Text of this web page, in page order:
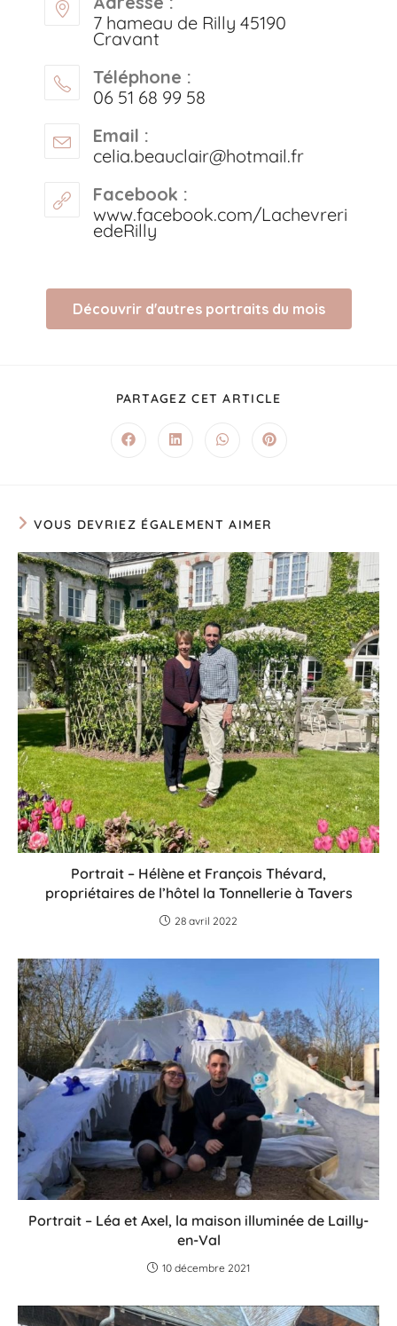
7 hameau de Rilly 45190
Cravant
Téléphone :
06 51 68 99 58
Email :
celia.beauclair@hotmail.fr
Facebook :
www.facebook.com/Lachevreri
edeRilly
Découvrir d'autres portraits du mois
PARTAGEZ CET ARTICLE
VOUS DEVRIEZ ÉGALEMENT AIMER
Portrait – Hélène et François Thévard,
propriétaires de l’hôtel la Tonnellerie à Tavers
28 avril 2022
Portrait – Léa et Axel, la maison illuminée de Lailly-
en-Val
10 décembre 2021